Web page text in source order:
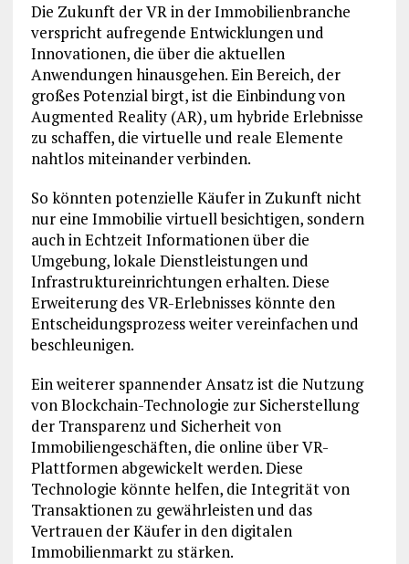
Die Zukunft der VR in der Immobilienbranche
verspricht aufregende Entwicklungen und
Innovationen, die über die aktuellen
Anwendungen hinausgehen. Ein Bereich, der
großes Potenzial birgt, ist die Einbindung von
Augmented Reality (AR), um hybride Erlebnisse
zu schaffen, die virtuelle und reale Elemente
nahtlos miteinander verbinden.
So könnten potenzielle Käufer in Zukunft nicht
nur eine Immobilie virtuell besichtigen, sondern
auch in Echtzeit Informationen über die
Umgebung, lokale Dienstleistungen und
Infrastruktureinrichtungen erhalten. Diese
Erweiterung des VR-Erlebnisses könnte den
Entscheidungsprozess weiter vereinfachen und
beschleunigen.
Ein weiterer spannender Ansatz ist die Nutzung
von Blockchain-Technologie zur Sicherstellung
der Transparenz und Sicherheit von
Immobiliengeschäften, die online über VR-
Plattformen abgewickelt werden. Diese
Technologie könnte helfen, die Integrität von
Transaktionen zu gewährleisten und das
Vertrauen der Käufer in den digitalen
Immobilienmarkt zu stärken.